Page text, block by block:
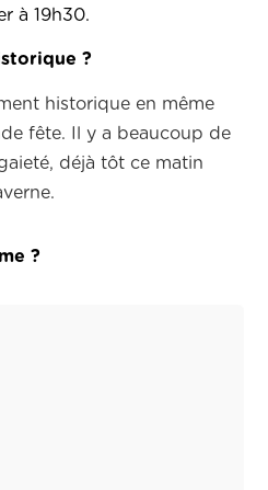
à 19h30.
?
historique en même
fête. Il y a beaucoup de
déjà tôt ce matin
?